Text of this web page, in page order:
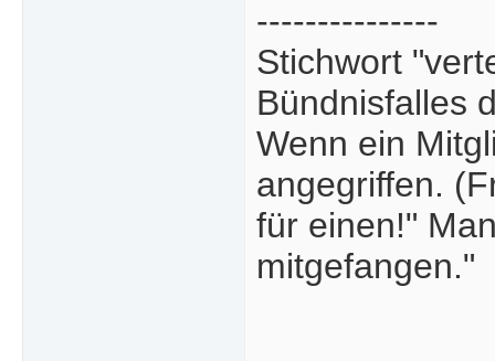
---------------
Stichwort
Bündnisfalles
Wenn ein
angegriffen.
für einen!"
mitgefangen."